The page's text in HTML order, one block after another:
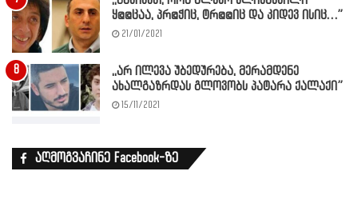
ყ@@ცაა, პრ@ჭიც, ტრ@@იც და კიდევ ისიც…”
21/01/2021
,,არ ილევა უბედურება, მერამდენე
ახალგაზრდას გლოვობს პატარა ქალაქი”
15/11/2021
აღმოგვაჩინე Facebook-ზე